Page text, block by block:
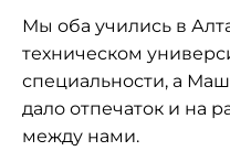
Мы оба учились в
техническом
специальности, а
дало отпечаток и на
между нами.